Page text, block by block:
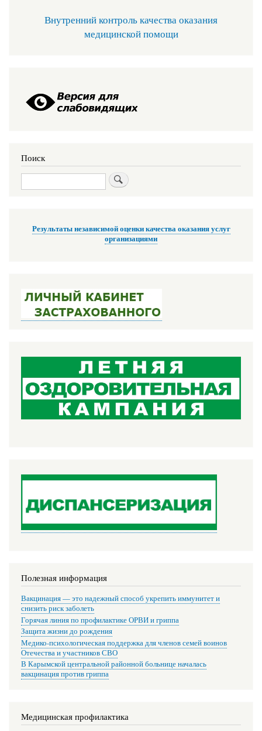
Внутренний контроль качества оказания
медицинской помощи
Поиск
Поиск
Результаты независимой оценки качества оказания услуг
организациями
Полезная информация
Вакцинация — это надежный способ укрепить иммунитет и
снизить риск заболеть
Горячая линия по профилактике ОРВИ и гриппа
Защита жизни до рождения
Медико-психологическая поддержка для членов семей воинов
Отечества и участников СВО
В Карымской центральной районной больнице началась
вакцинация против гриппа
Медицинская профилактика